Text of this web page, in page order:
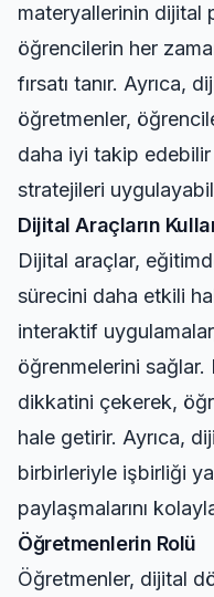
materyallerinin dijital
öğrencilerin her
fırsatı tanır. Ayrıca,
öğretmenler,
daha iyi takip
stratejileri
Dijital Araçların
Dijital araçlar,
sürecini daha etkili
interaktif
öğrenmelerini sağlar.
dikkatini çekerek,
hale getirir. Ayrıca,
birbirleriyle işbirliği
paylaşmalarını
Öğretmenlerin Rolü
Öğretmenler, dijital